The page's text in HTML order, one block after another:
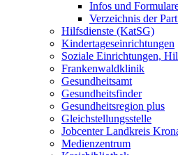
Infos und
Verzeichnis der
Hilfsdienste (KatSG)
Kindertageseinrichtungen
Soziale Einrichtungen,
Frankenwaldklinik
Gesundheitsamt
Gesundheitsfinder
Gesundheitsregion plus
Gleichstellungsstelle
Jobcenter Landkreis
Medienzentrum